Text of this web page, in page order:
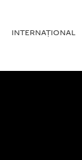
INTERNAŢIONAL